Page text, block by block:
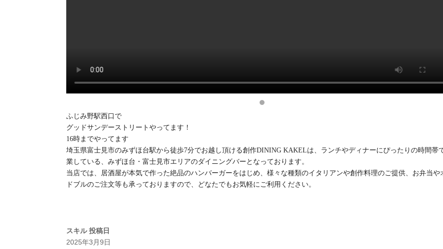
ふじみ野駅西口で
グッドサンデーストリートやってます！
16時までやってます
埼玉県富士見市のみずほ台駅から徒歩7分でお越し頂ける創作DINING KAKELは、ランチやディナーにぴったりの時間帯
業している、みずほ台・富士見市エリアのダイニングバーとなっております。
当店では、居酒屋が本気で作った絶品のハンバーガーをはじめ、様々な種類のイタリアンや創作料理のご提供、お弁当や
ドブルのご注文等も承っておりますので、どなたでもお気軽にご利用ください。
スキル 投稿日
2025年3月9日